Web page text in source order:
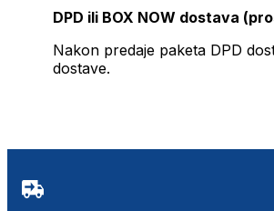
DPD ili BOX NOW dostava
Nakon predaje paketa DPD
dostave.